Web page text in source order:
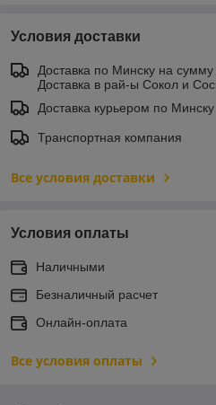
Условия доставки
Доставка по Минску на сумму
Доставка в рай-ы Сокол и
Доставка курьером по Минску
Транспортная компания
Все условия доставки
Условия оплаты
Наличными
Безналичный расчет
Онлайн-оплата
Все условия оплаты